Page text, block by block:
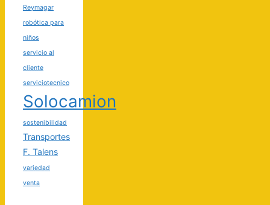
Reymagar
robótica para
niños
servicio al
cliente
serviciotecnico
Solocamion
sostenibilidad
Transportes
F. Talens
variedad
venta